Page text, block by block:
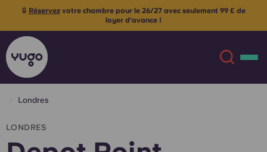
À propos
🔒 Réservez votre chambre pour le 26/27 avec seulement 99 £ de
loyer d'avance !
Londres
LONDRES